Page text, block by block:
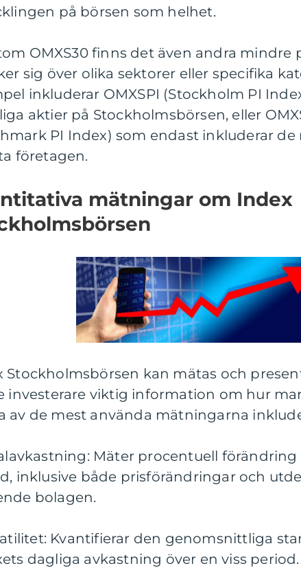
på börsen som helhet.
OMXS30 finns det även andra mindre
sig över olika sektorer eller specifika
inkluderar OMXSPI (Stockholm PI
aktier på Stockholmsbörsen, eller
PI Index) som endast inkluderar de
företagen.
mätningar om Index
Stockholmsbörsen kan mätas och
investerare viktig information om hur
av de mest använda mätningarna
Mäter procentuell
inklusive både prisförändringar och
bolagen.
Kvantifierar den genomsnittliga
dagliga avkastning över en viss